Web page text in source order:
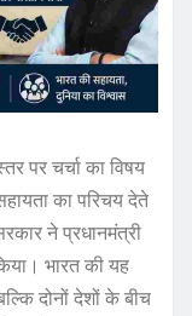
पर चर्चा का विषय
का परिचय देते
ने प्रधानमंत्री
भारत की यह
दोनों देशों के बीच